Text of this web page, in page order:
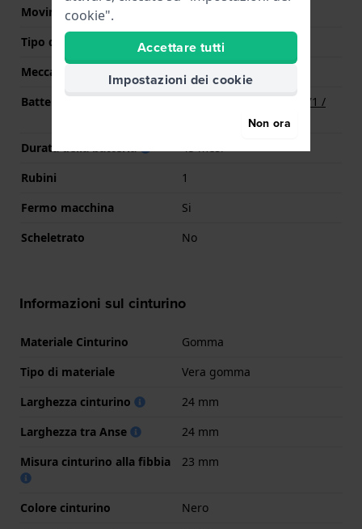
Movimento svizzero
Tipo di display
Analogico
Meccanismo
Quarzo
Batteria
Batteria Renata R371 371 /
SR920SW / SG6 / AG6
Durata della batteria
45 mesi
Rubini
1
Fermo macchina
Si
Scheletrato
No
Informazioni sul cinturino
Materiale Cinturino
Gomma
Tipo di materiale
Vera gomma
Larghezza cinturino
24 mm
Larghezza tra Anse
24 mm
Misura cinturino alla fibbia
23 mm
Colore cinturino
Nero
cookie".
Accettare tutti
Impostazioni dei cookie
Non ora